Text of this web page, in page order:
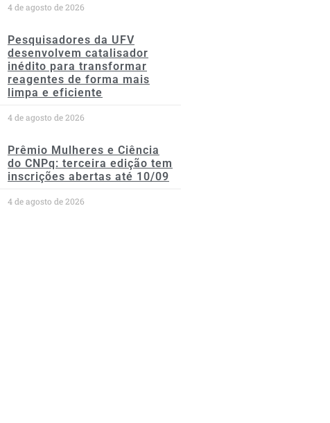
4 de agosto de 2026
Pesquisadores da UFV
desenvolvem catalisador
inédito para transformar
reagentes de forma mais
limpa e eficiente
4 de agosto de 2026
Prêmio Mulheres e Ciência
do CNPq: terceira edição tem
inscrições abertas até 10/09
4 de agosto de 2026